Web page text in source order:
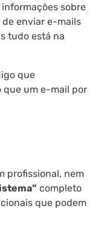
sobre
de enviar e-mails
tudo está na
que
que um e-mail por
profissional, nem
completo
que podem